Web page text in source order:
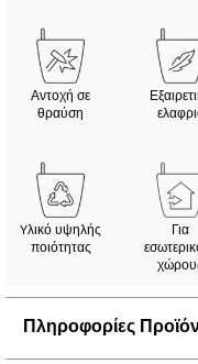
Αντοχή σε
θραύση
Yλικό υψηλής
ποιότητας
Για
Πληροφορίες